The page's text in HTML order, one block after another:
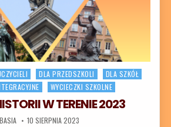
DLA PRZEDSZKOLI
DLA SZKÓŁ
WYCIECZKI SZKOLNE
W TERENIE 2023
AUTOR:
BASIA DATA PUBLIKACJI:
10 SIERPNIA 2023